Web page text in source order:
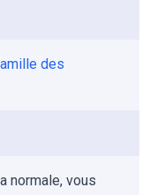
des
normale, vous